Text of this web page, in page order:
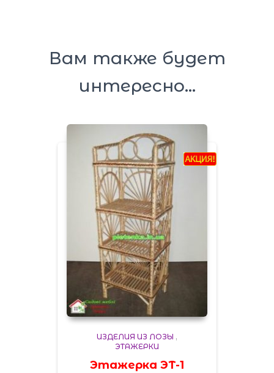
Вам также будет
интересно…
ИЗДЕЛИЯ ИЗ ЛОЗЫ ,
ЭТАЖЕРКИ
Этажерка ЭТ-1